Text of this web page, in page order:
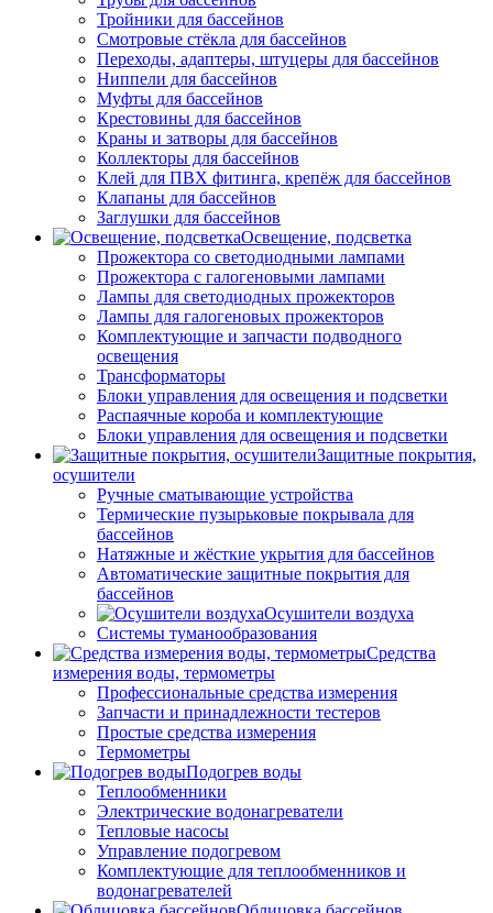
Тройники для бассейнов
Смотровые стёкла для бассейнов
Переходы, адаптеры, штуцеры для бассейнов
Ниппели для бассейнов
Муфты для бассейнов
Крестовины для бассейнов
Краны и затворы для бассейнов
Коллекторы для бассейнов
Клей для ПВХ фитинга, крепёж для бассейнов
Клапаны для бассейнов
Заглушки для бассейнов
Освещение, подсветка
Прожектора со светодиодными лампами
Прожектора с галогеновыми лампами
Лампы для светодиодных прожекторов
Лампы для галогеновых прожекторов
Комплектующие и запчасти подводного
освещения
Трансформаторы
Блоки управления для освещения и подсветки
Распаячные короба и комплектующие
Блоки управления для освещения и подсветки
Защитные покрытия,
осушители
Ручные сматывающие устройства
Термические пузырьковые покрывала для
бассейнов
Натяжные и жёсткие укрытия для бассейнов
Автоматические защитные покрытия для
бассейнов
Осушители воздуха
Системы туманообразования
Средства
измерения воды, термометры
Профессиональные средства измерения
Запчасти и принадлежности тестеров
Простые средства измерения
Термометры
Подогрев воды
Теплообменники
Электрические водонагреватели
Тепловые насосы
Управление подогревом
Комплектующие для теплообменников и
водонагревателей